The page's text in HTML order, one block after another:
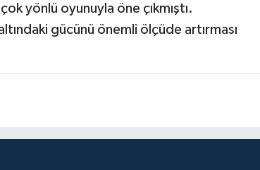
yönlü oyunuyla öne çıkmıştı.
gücünü önemli ölçüde artırması